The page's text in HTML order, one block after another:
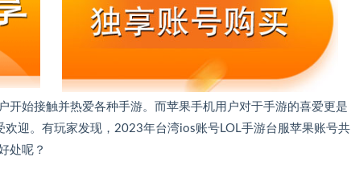
开始接触并热爱各种手游。而苹果手机用户对于手游的喜爱更是
迎。有玩家发现，2023年台湾ios账号LOL手游台服苹果账号共
处呢？